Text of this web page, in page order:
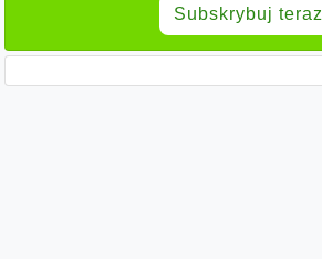
Subskrybuj teraz